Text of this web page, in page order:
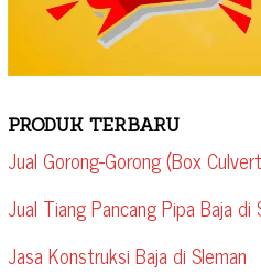
PRODUK TERBARU
Jual Gorong-Gorong (Box
Jual Tiang Pancang Pipa Baja di
Jasa Konstruksi Baja di Sleman